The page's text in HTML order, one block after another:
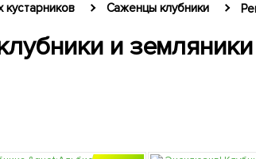
Саженцы клубники
и